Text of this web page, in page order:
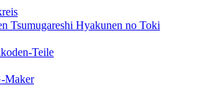
Tsumugareshi Hyakunen no Toki
Teile
Maker